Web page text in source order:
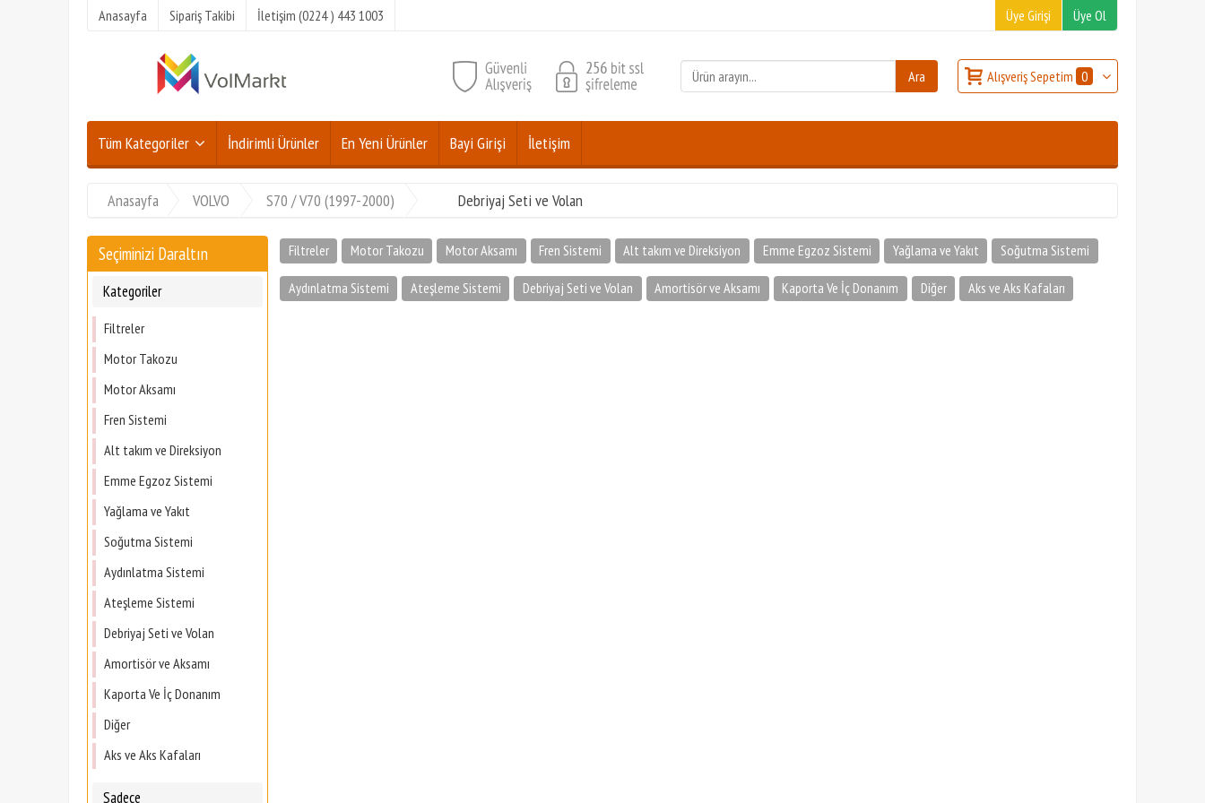
Anasayfa Sipariş Takibi İletişim (0224 ) 443 1003 Üye Girişi Üye Ol
Alışveriş Sepetim 0
Tüm Kategoriler İndirimli Ürünler En Yeni Ürünler Bayi Girişi İletişim
Anasayfa VOLVO S70 / V70 (1997-2000) Debriyaj Seti ve Volan
Seçiminizi Daraltın
Kategoriler
Filtreler
Motor Takozu
Motor Aksamı
Fren Sistemi
Alt takım ve Direksiyon
Emme Egzoz Sistemi
Yağlama ve Yakıt
Soğutma Sistemi
Aydınlatma Sistemi
Ateşleme Sistemi
Debriyaj Seti ve Volan
Amortisör ve Aksamı
Kaporta Ve İç Donanım
Diğer
Aks ve Aks Kafaları
Sadece
Filtreler Motor Takozu Motor Aksamı Fren Sistemi Alt takım ve Direksiyon Emme Egzoz Sistemi Yağlama ve Yakıt Soğutma Sistemi
Aydınlatma Sistemi Ateşleme Sistemi Debriyaj Seti ve Volan Amortisör ve Aksamı Kaporta Ve İç Donanım Diğer Aks ve Aks Kafaları